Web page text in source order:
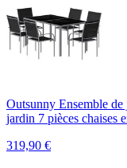
Outsunny Ensemble de
jardin 7 pièces chaises
319,90 €